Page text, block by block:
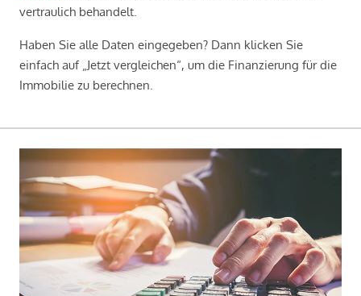
vertraulich behandelt.
Haben Sie alle Daten eingegeben? Dann klicken Sie
einfach auf „Jetzt vergleichen“, um die Finanzierung für die
Immobilie zu berechnen.